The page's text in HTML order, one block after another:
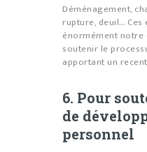
Déménagement,
rupture, deuil…
énormément notre
soutenir le
apportant un
6. Pour
de
personnel